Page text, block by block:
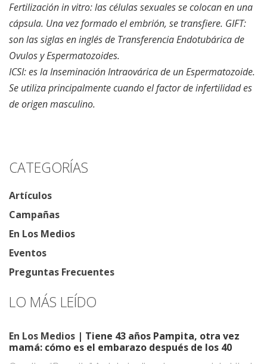
Fertilización in vitro: las células sexuales se colocan en una
cápsula. Una vez formado el embrión, se transfiere. GIFT:
son las siglas en inglés de Transferencia Endotubárica de
Ovulos y Espermatozoides.
ICSI: es la Inseminación Intraovárica de un Espermatozoide.
Se utiliza principalmente cuando el factor de infertilidad es
de origen masculino.
CATEGORÍAS
Artículos
Campañas
En Los Medios
Eventos
Preguntas Frecuentes
LO MÁS LEÍDO
En Los Medios | Tiene 43 años Pampita, otra vez
mamá: cómo es el embarazo después de los 40